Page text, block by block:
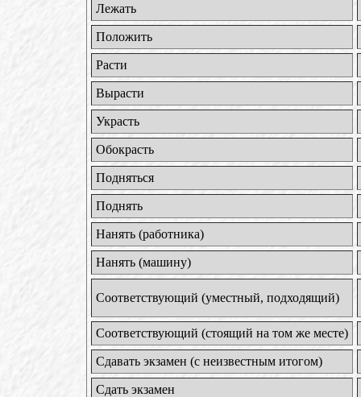
Лежать
Положить
Расти
Вырасти
Украсть
Обокрасть
Подняться
Поднять
Нанять (работника)
Нанять (машину)
Соответствующий (уместный, подходящий)
Соответствующий (стоящий на том же месте)
Сдавать экзамен (с неизвестным итогом)
Сдать экзамен